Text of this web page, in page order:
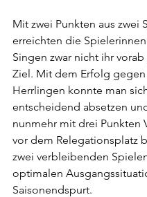
Mit zwei Punkten aus zwei
erreichten die
Singen zwar nicht ihr
Ziel. Mit dem Erfolg gegen
Herrlingen konnte man
entscheidend absetzen
nunmehr mit drei Punkten
vor dem Relegationsplatz
zwei verbleibenden
optimalen
Saisonendspurt.